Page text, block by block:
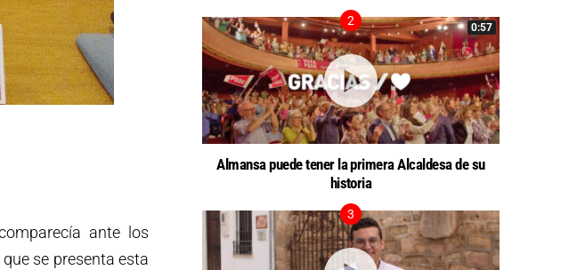
ante los
se presenta esta
0:57
Almansa puede tener la primera Alcaldesa de su
historia